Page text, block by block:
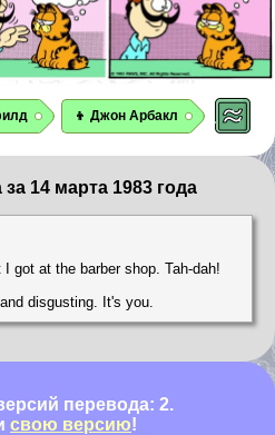
👦 Джон Арбакл
14 марта 1983 года
got at the barber shop. Tah-dah!
disgusting. It's you.
перевода: 2.
свою версию!